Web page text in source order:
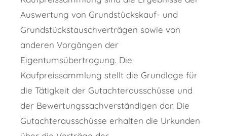
Auswertung von Grundstückskauf- und
Grundstückstauschverträgen sowie von
anderen Vorgängen der
Eigentumsübertragung. Die
Kaufpreissammlung stellt die Grundlage für
die Tätigkeit der Gutachterausschüsse und
der Bewertungssachverständigen dar. Die
Gutachterausschüsse erhalten die Urkunden